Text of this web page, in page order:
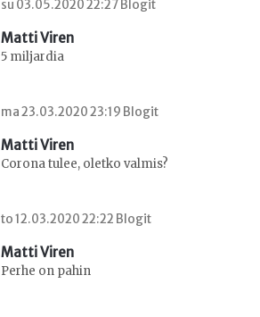
su 03.05.2020 22:27 Blogit
Matti Viren
5 miljardia
ma 23.03.2020 23:19 Blogit
Matti Viren
Corona tulee, oletko valmis?
to 12.03.2020 22:22 Blogit
Matti Viren
Perhe on pahin